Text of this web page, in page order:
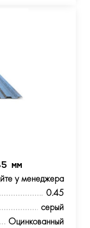
мм
у менеджера
0.45
серый
Оцинкованный